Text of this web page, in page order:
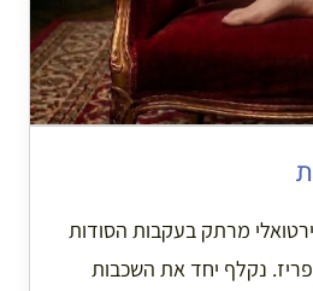
מרתק בעקבות הסודות
פריז. נקלף יחד את השכבות